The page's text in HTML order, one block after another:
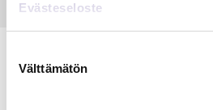
Evästeseloste
valinta
Välttämätön